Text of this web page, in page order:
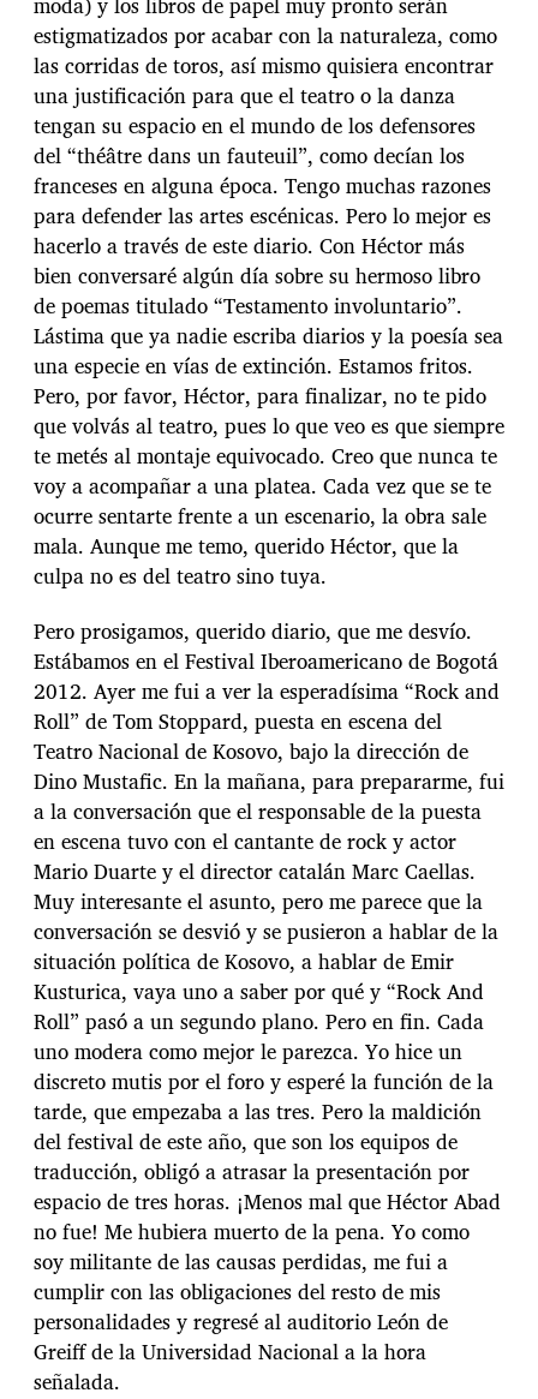
estigmatizados por acabar con la naturaleza, como
las corridas de toros, así mismo quisiera encontrar
una justificación para que el teatro o la danza
tengan su espacio en el mundo de los defensores
del “théâtre dans un fauteuil”, como decían los
franceses en alguna época. Tengo muchas razones
para defender las artes escénicas. Pero lo mejor es
hacerlo a través de este diario. Con Héctor más
bien conversaré algún día sobre su hermoso libro
de poemas titulado “Testamento involuntario”.
Lástima que ya nadie escriba diarios y la poesía sea
una especie en vías de extinción. Estamos fritos.
Pero, por favor, Héctor, para finalizar, no te pido
que volvás al teatro, pues lo que veo es que siempre
te metés al montaje equivocado. Creo que nunca te
voy a acompañar a una platea. Cada vez que se te
ocurre sentarte frente a un escenario, la obra sale
mala. Aunque me temo, querido Héctor, que la
culpa no es del teatro sino tuya.
Pero prosigamos, querido diario, que me desvío.
Estábamos en el Festival Iberoamericano de Bogotá
2012. Ayer me fui a ver la esperadísima “Rock and
Roll” de Tom Stoppard, puesta en escena del
Teatro Nacional de Kosovo, bajo la dirección de
Dino Mustafic. En la mañana, para prepararme, fui
a la conversación que el responsable de la puesta
en escena tuvo con el cantante de rock y actor
Mario Duarte y el director catalán Marc Caellas.
Muy interesante el asunto, pero me parece que la
conversación se desvió y se pusieron a hablar de la
situación política de Kosovo, a hablar de Emir
Kusturica, vaya uno a saber por qué y “Rock And
Roll” pasó a un segundo plano. Pero en fin. Cada
uno modera como mejor le parezca. Yo hice un
discreto mutis por el foro y esperé la función de la
tarde, que empezaba a las tres. Pero la maldición
del festival de este año, que son los equipos de
traducción, obligó a atrasar la presentación por
espacio de tres horas. ¡Menos mal que Héctor Abad
no fue! Me hubiera muerto de la pena. Yo como
soy militante de las causas perdidas, me fui a
cumplir con las obligaciones del resto de mis
personalidades y regresé al auditorio León de
Greiff de la Universidad Nacional a la hora
señalada.